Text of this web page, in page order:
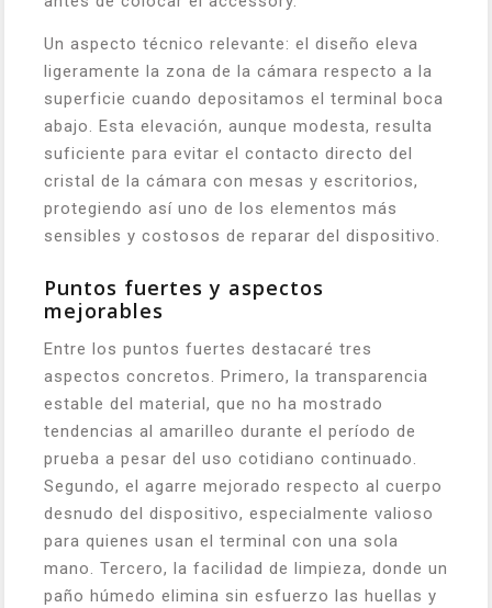
Un aspecto técnico relevante: el diseño eleva
ligeramente la zona de la cámara respecto a la
superficie cuando depositamos el terminal boca
abajo. Esta elevación, aunque modesta, resulta
suficiente para evitar el contacto directo del
cristal de la cámara con mesas y escritorios,
protegiendo así uno de los elementos más
sensibles y costosos de reparar del dispositivo.
Puntos fuertes y aspectos
mejorables
Entre los puntos fuertes destacaré tres
aspectos concretos. Primero, la transparencia
estable del material, que no ha mostrado
tendencias al amarilleo durante el período de
prueba a pesar del uso cotidiano continuado.
Segundo, el agarre mejorado respecto al cuerpo
desnudo del dispositivo, especialmente valioso
para quienes usan el terminal con una sola
mano. Tercero, la facilidad de limpieza, donde un
paño húmedo elimina sin esfuerzo las huellas y